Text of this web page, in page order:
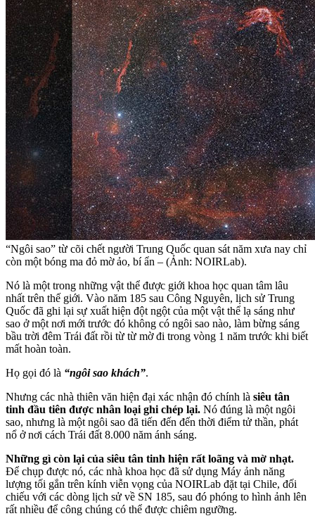
“Ngôi sao” từ cõi chết người Trung Quốc quan sát năm xưa nay chỉ
còn một bóng ma đỏ mờ ảo, bí ẩn – (Ảnh: NOIRLab).
Nó là một trong những vật thể được giới khoa học quan tâm lâu
nhất trên thế giới. Vào năm 185 sau Công Nguyên, lịch sử Trung
Quốc đã ghi lại sự xuất hiện đột ngột của một vật thể lạ sáng như
sao ở một nơi mới trước đó không có ngôi sao nào, làm bừng sáng
bầu trời đêm Trái đất rồi từ từ mờ đi trong vòng 1 năm trước khi biết
mất hoàn toàn.
Họ gọi đó là “ngôi sao khách”.
Nhưng các nhà thiên văn hiện đại xác nhận đó chính là siêu tân
tinh đầu tiên được nhân loại ghi chép lại. Nó đúng là một ngôi
sao, nhưng là một ngôi sao đã tiến đến đến thời điểm tử thần, phát
nổ ở nơi cách Trái đất 8.000 năm ánh sáng.
Những gì còn lại của siêu tân tinh hiện rất loãng và mờ nhạt.
Để chụp được nó, các nhà khoa học đã sử dụng Máy ảnh năng
lượng tối gắn trên kính viễn vọng của NOIRLab đặt tại Chile, đối
chiếu với các dòng lịch sử về SN 185, sau đó phóng to hình ảnh lên
rất nhiều để công chúng có thể được chiêm ngưỡng.